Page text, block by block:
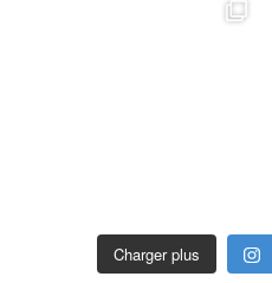
Charger plus